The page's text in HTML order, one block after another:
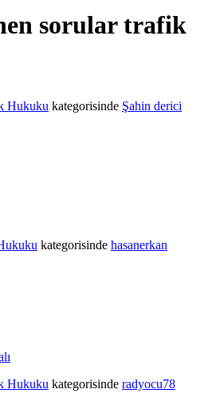
sorular trafik
Hukuku kategorisinde Şahin derici
kategorisinde hasanerkan
Hukuku kategorisinde radyocu78